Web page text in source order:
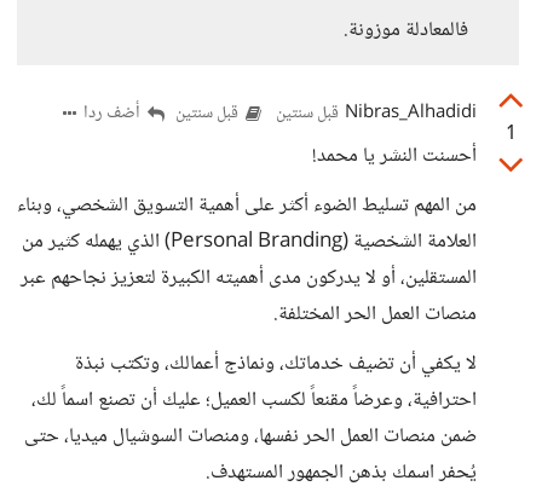
فالمعادلة موزونة.
1
Nibras_Alhadidi قبل سنتين قبل سنتين أضف ردا
أحسنت النشر يا محمد!
من المهم تسليط الضوء أكثر على أهمية التسويق الشخصي، وبناء
العلامة الشخصية (Personal Branding) الذي يهمله كثير من
المستقلين، أو لا يدركون مدى أهميته الكبيرة لتعزيز نجاحهم عبر
منصات العمل الحر المختلفة.
لا يكفي أن تضيف خدماتك، ونماذج أعمالك، وتكتب نبذة
احترافية، وعرضاً مقنعاً لكسب العميل؛ عليك أن تصنع اسماً لك،
ضمن منصات العمل الحر نفسها، ومنصات السوشيال ميديا، حتى
يُحفر اسمك بذهن الجمهور المستهدف.